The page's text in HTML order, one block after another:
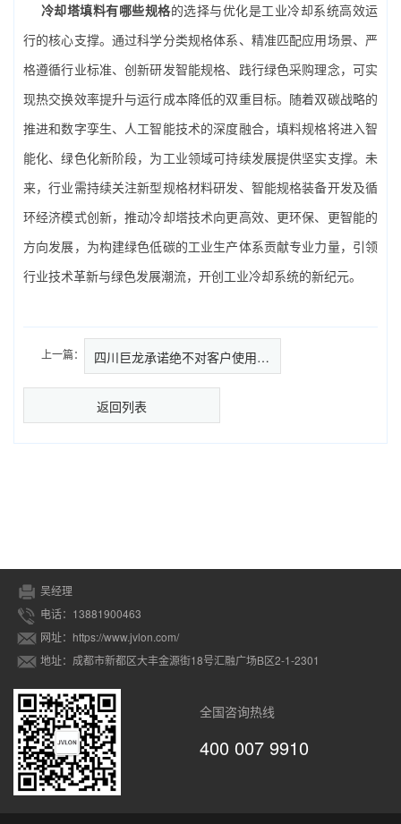
冷却塔填料有哪些规格的选择与优化是工业冷却系统高效运
行的核心支撑。通过科学分类规格体系、精准匹配应用场景、严
格遵循行业标准、创新研发智能规格、践行绿色采购理念，可实
现热交换效率提升与运行成本降低的双重目标。随着双碳战略的
推进和数字孪生、人工智能技术的深度融合，填料规格将进入智
能化、绿色化新阶段，为工业领域可持续发展提供坚实支撑。未
来，行业需持续关注新型规格材料研发、智能规格装备开发及循
环经济模式创新，推动冷却塔技术向更高效、更环保、更智能的
方向发展，为构建绿色低碳的工业生产体系贡献专业力量，引领
行业技术革新与绿色发展潮流，开创工业冷却系统的新纪元。
上一篇： 四川巨龙承诺绝不对客户使用冷却…
返回列表
吴经理
电话：13881900463
网址：https://www.jvlon.com/
地址：成都市新都区大丰金源街18号汇融广场B区2-1-2301
全国咨询热线
400 007 9910